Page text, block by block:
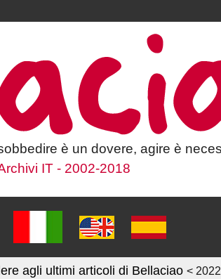
è un dovere, agire è
IT - 2002-2018
agli ultimi articoli di Bellaciao < 2022